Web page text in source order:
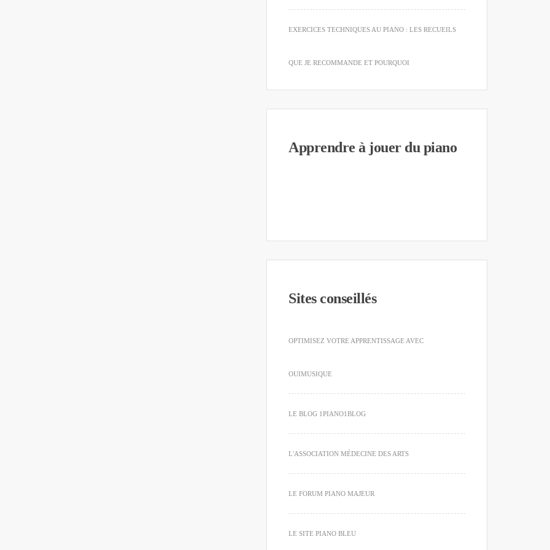
EXERCICES TECHNIQUES AU PIANO : LES RECUEILS
QUE JE RECOMMANDE ET POURQUOI
Apprendre à jouer du piano
Sites conseillés
OPTIMISEZ VOTRE APPRENTISSAGE AVEC
OUIMUSIQUE
LE BLOG 1PIANO1BLOG
L'ASSOCIATION MÉDECINE DES ARTS
LE FORUM PIANO MAJEUR
LE SITE PIANO BLEU